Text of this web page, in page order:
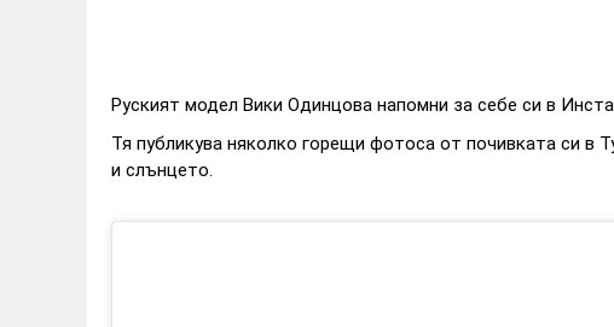
Руският модел Вики Одинцова напомни за себе си в
Тя публикува няколко горещи фотоса от почивката си в
и слънцето.